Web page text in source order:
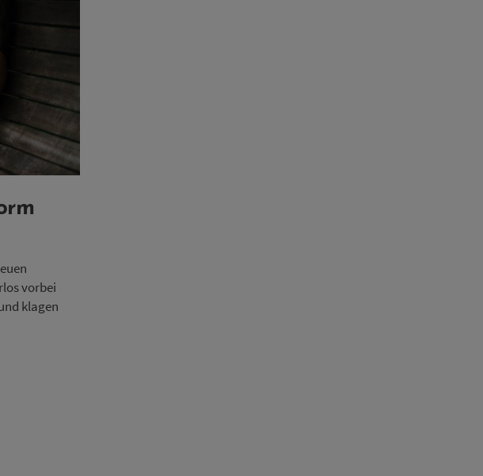
vorbei
klagen